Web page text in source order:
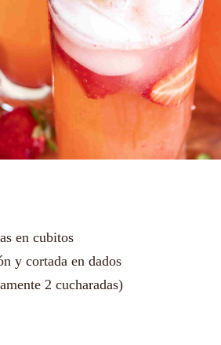
en cubitos
y cortada en dados
2 cucharadas)